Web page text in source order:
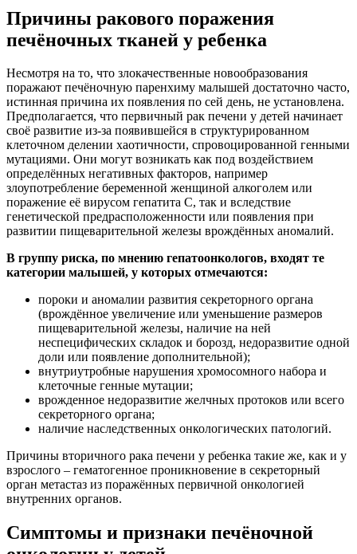
Причины ракового поражения
печёночных тканей у ребенка
Несмотря на то, что злокачественные новообразования
поражают печёночную паренхиму малышей достаточно часто,
истинная причина их появления по сей день, не установлена.
Предполагается, что первичный рак печени у детей начинает
своё развитие из-за появившейся в структурированном
клеточном делении хаотичности, спровоцированной генными
мутациями. Они могут возникать как под воздействием
определённых негативных факторов, например
злоупотребление беременной женщиной алкоголем или
поражение её вирусом гепатита C, так и вследствие
генетической предрасположенности или появления при
развитии пищеварительной железы врождённых аномалий.
В группу риска, по мнению гепатоонкологов, входят те
категории малышей, у которых отмечаются:
пороки и аномалии развития секреторного органа
(врождённое увеличение или уменьшение размеров
пищеварительной железы, наличие на ней
неспецифических складок и борозд, недоразвитие одной
доли или появление дополнительной);
внутриутробные нарушения хромосомного набора и
клеточные генные мутации;
врожденное недоразвитие желчных протоков или всего
секреторного органа;
наличие наследственных онкологических патологий.
Причины вторичного рака печени у ребенка такие же, как и у
взрослого – гематогенное проникновение в секреторный
орган метастаз из поражённых первичной онкологией
внутренних органов.
Симптомы и признаки печёночной